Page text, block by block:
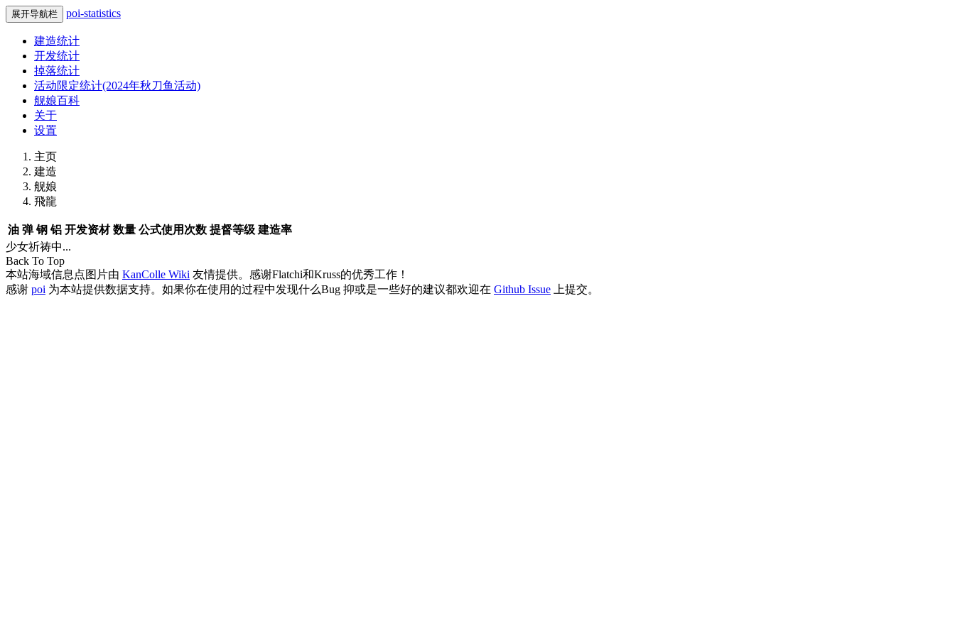
展开导航栏 poi-statistics
建造统计
开发统计
掉落统计
活动限定统计(2024年秋刀鱼活动)
舰娘百科
关于
设置
主页
建造
舰娘
飛龍
油 弹 钢 铝 开发资材 数量 公式使用次数 提督等级 建造率
少女祈祷中...
Back To Top
本站海域信息点图片由 KanColle Wiki 友情提供。感谢Flatchi和Kruss的优秀工作！
感谢 poi 为本站提供数据支持。如果你在使用的过程中发现什么Bug 抑或是一些好的建议都欢迎在 Github Issue 上提交。